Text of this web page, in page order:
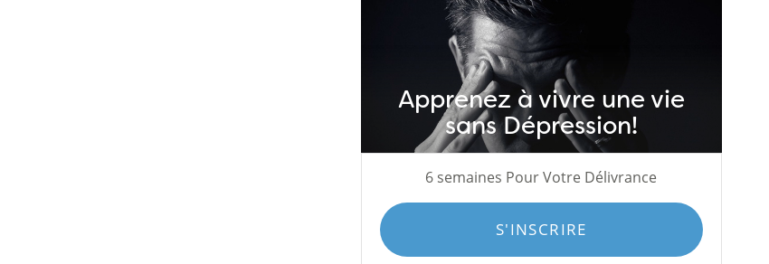
Apprenez à vivre une vie
sans Dépression!
6 semaines Pour Votre Délivrance
S'INSCRIRE